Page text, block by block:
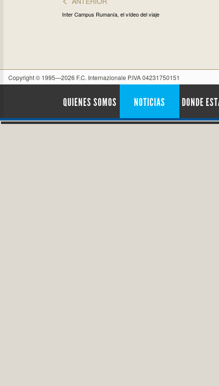
Inter Campus Rumanía, el vídeo del viaje
Copyright © 1995—2026 F.C. Internazionale P.IVA 04231750151
QUIENES SOMOS NOTICIAS DONDE